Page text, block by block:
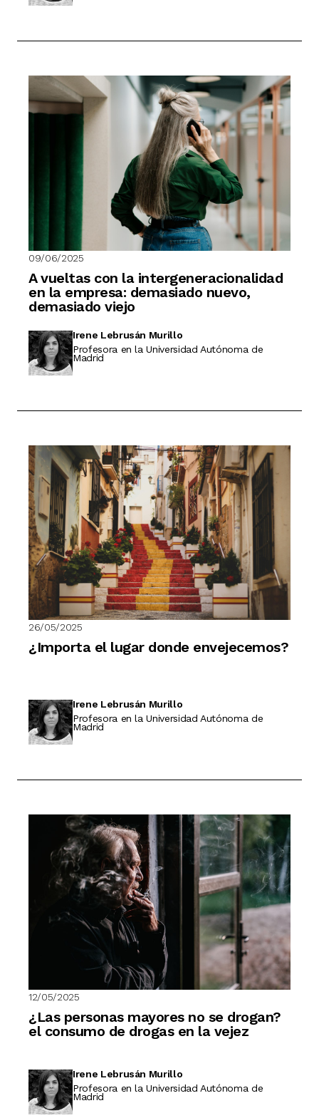
09/06/2025
A vueltas con la intergeneracionalidad
en la empresa: demasiado nuevo,
demasiado viejo
Irene Lebrusán Murillo
Profesora en la Universidad Autónoma de
Madrid
26/05/2025
¿Importa el lugar donde envejecemos?
Irene Lebrusán Murillo
Profesora en la Universidad Autónoma de
Madrid
12/05/2025
¿Las personas mayores no se drogan?
el consumo de drogas en la vejez
Irene Lebrusán Murillo
Profesora en la Universidad Autónoma de
Madrid